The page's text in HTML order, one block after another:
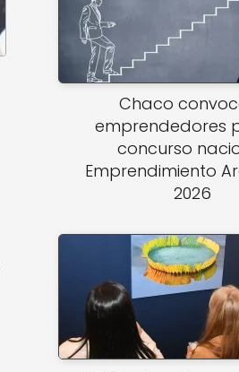
Chaco
emprendedores
concurso
Emprendimiento
2026